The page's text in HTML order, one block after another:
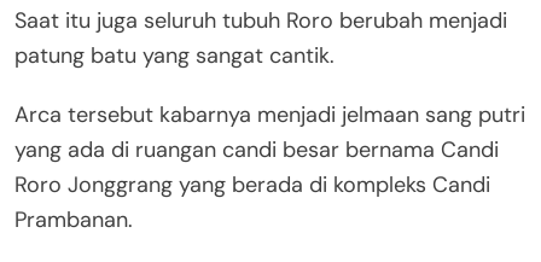
Saat itu juga seluruh tubuh Roro berubah menjadi
patung batu yang sangat cantik.
Arca tersebut kabarnya menjadi jelmaan sang putri
yang ada di ruangan candi besar bernama Candi
Roro Jonggrang yang berada di kompleks Candi
Prambanan.